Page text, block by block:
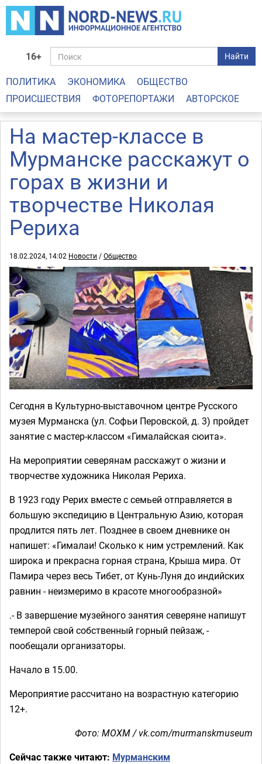
16+ Найти
ПОЛИТИКА ЭКОНОМИКА
ОБЩЕСТВО
ПРОИСШЕСТВИЯ
ФОТОРЕПОРТАЖИ АВТОРСКОЕ
На мастер-классе в
Мурманске расскажут о
горах в жизни и
творчестве Николая
Рериха
18.02.2024, 14:02 Новости /Общество
Сегодня в Культурно-выставочном центре Русского
музея Мурманска (ул. Софьи Перовской, д. 3) пройдет
занятие с мастер-классом «Гималайская сюита».
На мероприятии северянам расскажут о жизни и
творчестве художника Николая Рериха.
В 1923 году Рерих вместе с семьей отправляется в
большую экспедицию в Центральную Азию, которая
продлится пять лет. Позднее в своем дневнике он
напишет: «Гималаи! Сколько к ним устремлений. Как
широка и прекрасна горная страна, Крыша мира. От
Памира через весь Тибет, от Кунь-Луня до индийских
равнин - неизмеримо в красоте многообразной»
.- В завершение музейного занятия северяне напишут
темперой свой собственный горный пейзаж, -
пообещали организаторы.
Начало в 15.00.
Мероприятие рассчитано на возрастную категорию
12+.
Фото: МОХМ / vk.com/murmanskmuseum
Сейчас также читают: Мурманским